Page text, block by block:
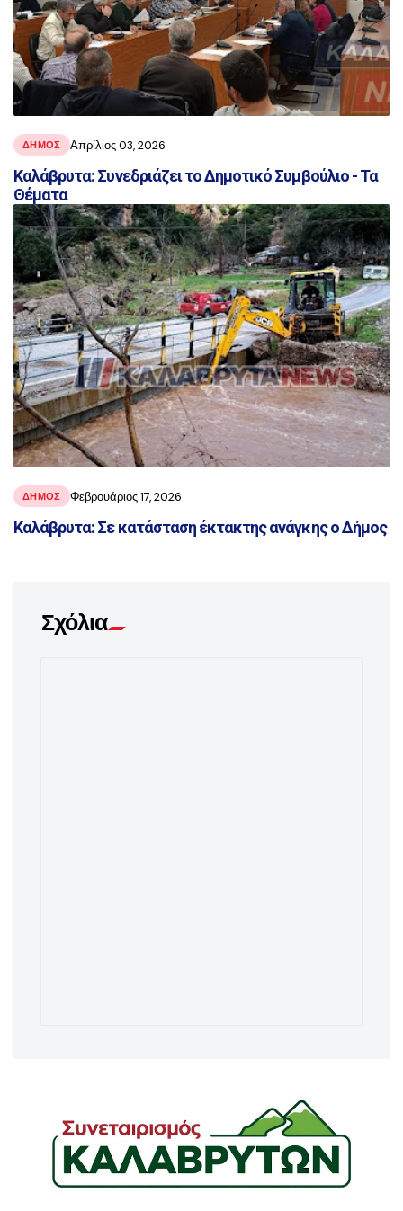
ΔΗΜΟΣ Απρίλιος 03, 2026
Καλάβρυτα: Συνεδριάζει το Δημοτικό Συμβούλιο - Τα
Θέματα
ΔΗΜΟΣ Φεβρουάριος 17, 2026
Καλάβρυτα: Σε κατάσταση έκτακτης ανάγκης ο Δήμος
Σχόλια